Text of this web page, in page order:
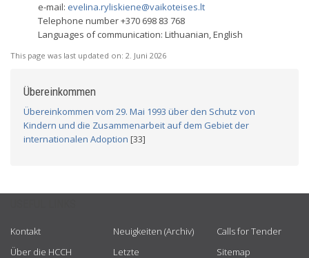
e-mail: evelina.ryliskiene@vaikoteises.lt
Telephone number +370 698 83 768
Languages of communication: Lithuanian, English
This page was last updated on: 2. Juni 2026
Übereinkommen
Übereinkommen vom 29. Mai 1993 über den Schutz von
Kindern und die Zusammenarbeit auf dem Gebiet der
internationalen Adoption [33]
Kontakt
Über die HCCH
Neuigkeiten (Archiv)
Letzte
Calls for Tender
Sitemap